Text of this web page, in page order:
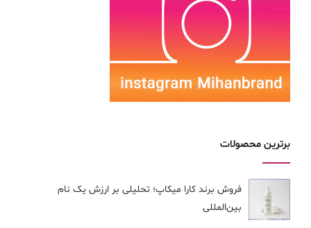
برترین محصولات
فروش برند کارا ميكاپ؛ تحلیلی بر ارزش یک نام
بین‌المللی